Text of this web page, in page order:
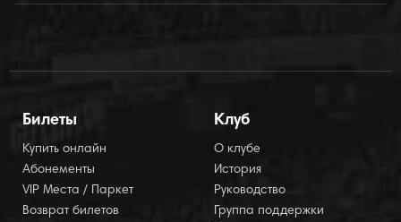
Билеты
Купить онлайн
Абонементы
VIP Места / Паркет
Возврат билетов
Клуб
О клубе
История
Руководство
Группа поддержки